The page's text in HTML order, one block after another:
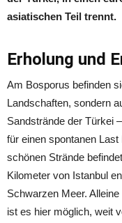
asiatischen Teil trennt.
Erholung und
Am Bosporus befinden
Landschaften, sondern
Sandstrände der Türkei
für einen spontanen
schönen Strände
Kilometer von Istanbul
Schwarzen Meer.
ist es hier möglich, weit